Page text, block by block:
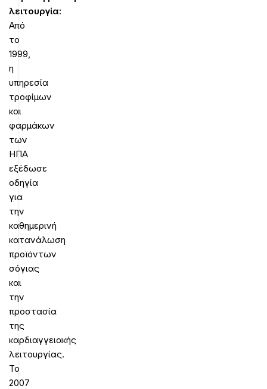
λειτουργία:
Από
το
1999,
η
υπηρεσία
τροφίμων
και
φαρμάκων
των
ΗΠΑ
εξέδωσε
οδηγία
για
την
καθημερινή
κατανάλωση
προϊόντων
σόγιας
και
την
προστασία
της
καρδιαγγειακής
λειτουργίας.
Το
2007